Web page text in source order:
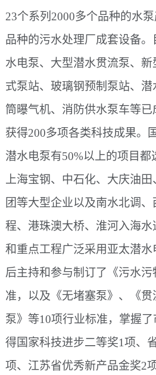
23个系列2000多个品种的水
品种的污水处理厂成套设备
水电泵、大型潜水贯流泵、
式泵站、玻璃钢预制泵站、
筒曝气机、消防供水泵车等已
获得200多项各类科技成果。
潜水电泵有50%以上的项目
上海宝钢、中石化、大庆油
团等大型企业以及南水北调
程、港珠澳大桥、淮河入海
和重点工程广泛采用亚太潜
后主持和参与制订了《污水
准，以及《无堵塞泵》、《
泵》等10项行业标准，掌握
得国家科技进步二等奖1项、
项、江苏省优秀新产品金奖2